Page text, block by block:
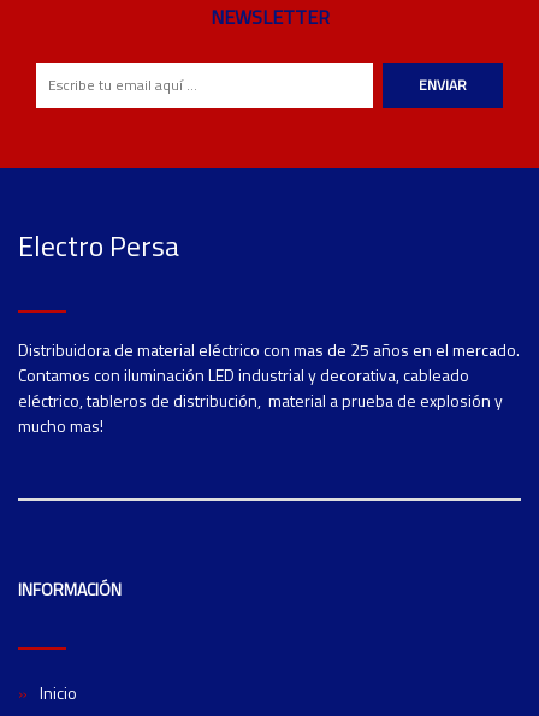
NEWSLETTER
ENVIAR
Electro Persa
Distribuidora de material eléctrico con mas de 25 años en el mercado.
Contamos con iluminación LED industrial y decorativa, cableado
eléctrico, tableros de distribución, material a prueba de explosión y
mucho mas!
INFORMACIÓN
Inicio